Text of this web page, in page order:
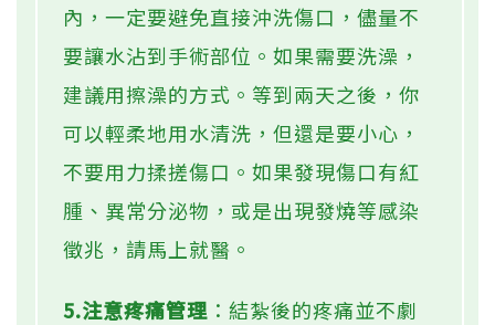
內，一定要避免直接沖洗傷口，儘量不
要讓水沾到手術部位。如果需要洗澡，
建議用擦澡的方式。等到兩天之後，你
可以輕柔地用水清洗，但還是要小心，
不要用力揉搓傷口。如果發現傷口有紅
腫、異常分泌物，或是出現發燒等感染
徵兆，請馬上就醫。
5.注意疼痛管理 ：結紮後的疼痛並不劇